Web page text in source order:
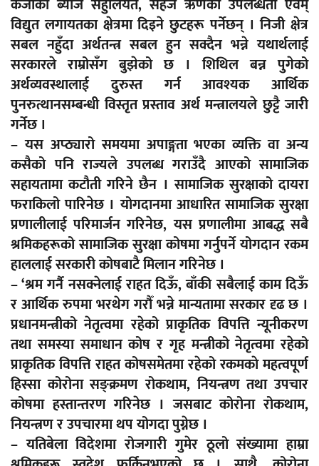
कर्जाको ब्याज सहुलियत, सहज ऋणको उपलब्धता एवम्
विद्युत लगायतका क्षेत्रमा दिइने छुटहरू पर्नेछन् । निजी क्षेत्र
सबल नहुँदा अर्थतन्त्र सबल हुन सक्दैन भन्ने यथार्थलाई
सरकारले राम्रोसँग बुझेको छ । शिथिल बन्न पुगेको
अर्थव्यवस्थालाई दुरुस्त गर्न आवश्यक आर्थिक
पुनरुत्थानसम्बन्धी विस्तृत प्रस्ताव अर्थ मन्त्रालयले छुट्टै जारी
गर्नेछ ।
– यस अप्ठ्यारो समयमा अपाङ्गता भएका व्यक्ति वा अन्य
कसैको पनि राज्यले उपलब्ध गराउँदै आएको सामाजिक
सहायतामा कटौती गरिने छैन । सामाजिक सुरक्षाको दायरा
फराकिलो पारिनेछ । योगदानमा आधारित सामाजिक सुरक्षा
प्रणालीलाई परिमार्जन गरिनेछ, यस प्रणालीमा आबद्ध सबै
श्रमिकहरूको सामाजिक सुरक्षा कोषमा गर्नुपर्ने योगदान रकम
हाललाई सरकारी कोषबाटै मिलान गरिनेछ ।
– ‘श्रम गर्नै नसक्नेलाई राहत दिऊँ, बाँकी सबैलाई काम दिऊँ
र आर्थिक रुपमा भरथेग गरौँ भन्ने मान्यतामा सरकार दृढ छ ।
प्रधानमन्त्रीको नेतृत्वमा रहेको प्राकृतिक विपत्ति न्यूनीकरण
तथा समस्या समाधान कोष र गृह मन्त्रीको नेतृत्वमा रहेको
प्राकृतिक विपत्ति राहत कोषसमेतमा रहेको रकमकाे महत्वपूर्ण
हिस्सा कोरोना सङ्क्रमण रोकथाम, नियन्त्रण तथा उपचार
कोषमा हस्तान्तरण गरिनेछ । जसबाट कोरोना रोकथाम,
नियन्त्रण र उपचारमा थप योगदा पुग्नेछ ।
– यतिबेला विदेशमा रोजगारी गुमेर ठूलो संख्यामा हाम्रा